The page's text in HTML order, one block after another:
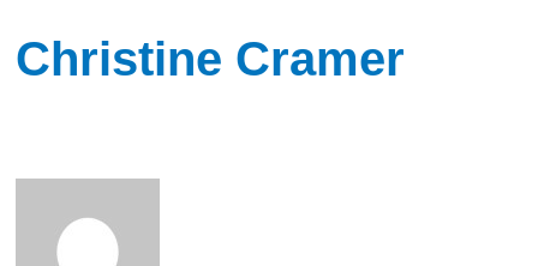
Christine Cramer